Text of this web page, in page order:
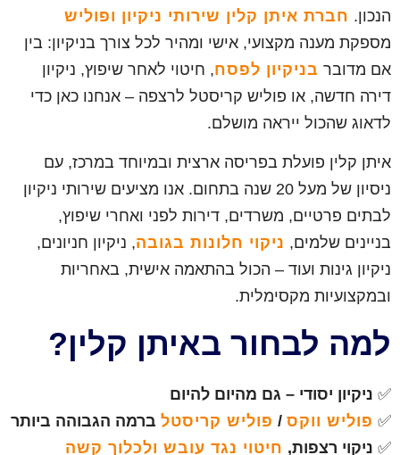
הנכון. חברת איתן קלין שירותי ניקיון ופוליש
מספקת מענה מקצועי, אישי ומהיר לכל צורך בניקיון: בין
אם מדובר בניקיון לפסח, חיטוי לאחר שיפוץ, ניקיון
דירה חדשה, או פוליש קריסטל לרצפה – אנחנו כאן כדי
לדאוג שהכול ייראה מושלם.
איתן קלין פועלת בפריסה ארצית ובמיוחד במרכז, עם
ניסיון של מעל 20 שנה בתחום. אנו מציעים שירותי ניקיון
לבתים פרטיים, משרדים, דירות לפני ואחרי שיפוץ,
בניינים שלמים, ניקוי חלונות בגובה, ניקיון חניונים,
ניקיון גינות ועוד – הכול בהתאמה אישית, באחריות
ובמקצועיות מקסימלית.
למה לבחור באיתן קלין?
✅ ניקיון יסודי – גם מהיום להיום
✅ פוליש ווקס / פוליש קריסטל ברמה הגבוהה ביותר
✅ ניקוי רצפות, חיטוי נגד עובש ולכלוך קשה